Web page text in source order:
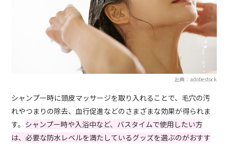
出典：adobestock
シャンプー時に頭皮マッサージを取り入れることで、毛穴の汚
れやつまりの除去、血行促進などのさまざまな効果が得られま
す。 シャンプー時や入浴中など、バスタイムで使用したい方
は、必要な防水レベルを満たしているグッズを選ぶのがおすす